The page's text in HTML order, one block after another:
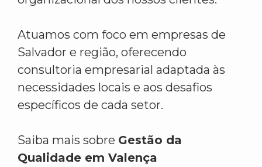
Atuamos com foco em empresas de
Salvador e região, oferecendo
consultoria empresarial adaptada às
necessidades locais e aos desafios
específicos de cada setor.
Saiba mais sobre Gestão da
Qualidade em Valença